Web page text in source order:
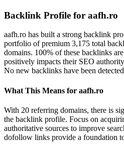
Backlink Profile for aafh.ro
aafh.ro has built a strong backlink
portfolio of premium 3,175 total
domains. 100% of these backlinks
positively impacts their SEO
No new backlinks have been
What This Means for aafh.ro
With 20 referring domains, there is
the backlink profile. Focus on
authoritative sources to improve
dofollow links provide a foundation